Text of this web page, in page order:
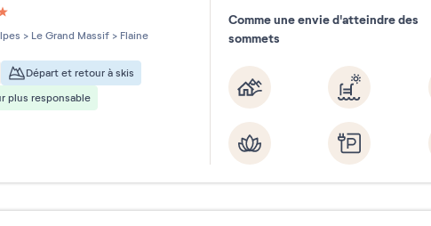
sur 5
> Le Grand Massif > Flaine
Départ et retour à skis
plus responsable
Comme une envie d'atteindre des
sommets